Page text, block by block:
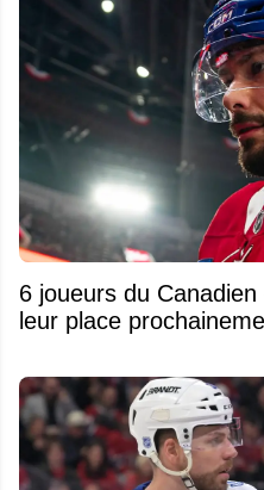
6 joueurs du
leur place